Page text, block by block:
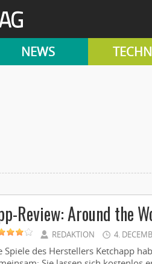
NEWS
Review: Around the
REDAKTION 4.
Spiele des Herstellers Ketchapp